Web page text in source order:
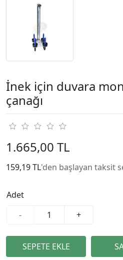
İnek için duvara
çanağı
1.665,00 TL
159,19 TL'den başlayan taksit
Adet
-
+